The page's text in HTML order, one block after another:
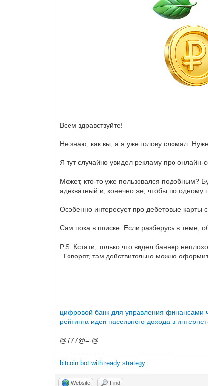
Всем здравствуйте!
Не знаю, как вы, а я уже голову сломал.
Я тут случайно увидел рекламу про
Может, кто-то уже пользовался подобным?
адекватный и, конечно же, чтобы по одному
Особенно интересует про дебетовые карты
Сам пока в поиске. Если разберусь в теме,
P.S. Кстати, только что видел баннер
. Говорят, там действительно можно
цифровой банк для управления финансами
рейтинга идеи пассивного дохода в
@777@=-@
bitcoin bot with ready strategy
Website Find